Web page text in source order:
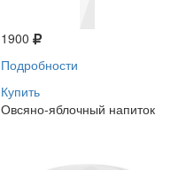
1900
Подробности
Купить
Овсяно-яблочный напиток